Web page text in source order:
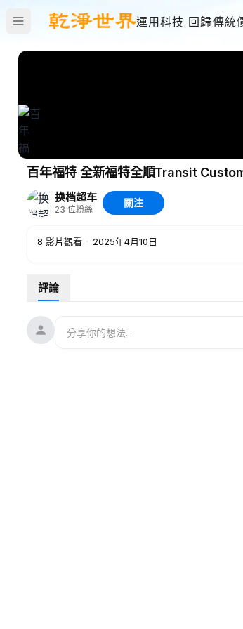
運用科技 回歸傳統
百年福特 全新福特全順Transit
换档超车
23 位粉絲
關注
8 影片觀看 · 2025年4月10日
評論